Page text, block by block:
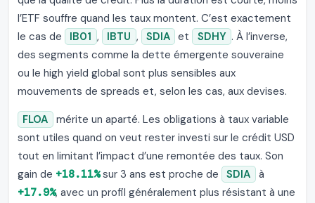
l’ETF souffre quand les taux montent. C’est exactement
le cas de
IB01 , IBTU , SDIA et SDHY . À l’inverse,
des segments comme la dette émergente souveraine
ou le high yield global sont plus sensibles aux
mouvements de spreads et, selon les cas, aux devises.
FLOA mérite un aparté. Les obligations à taux variable
sont utiles quand on veut rester investi sur le crédit USD
tout en limitant l’impact d’une remontée des taux. Son
gain de +18.11%sur 3 ans est proche de SDIA à
+17.9%, avec un profil généralement plus résistant à une